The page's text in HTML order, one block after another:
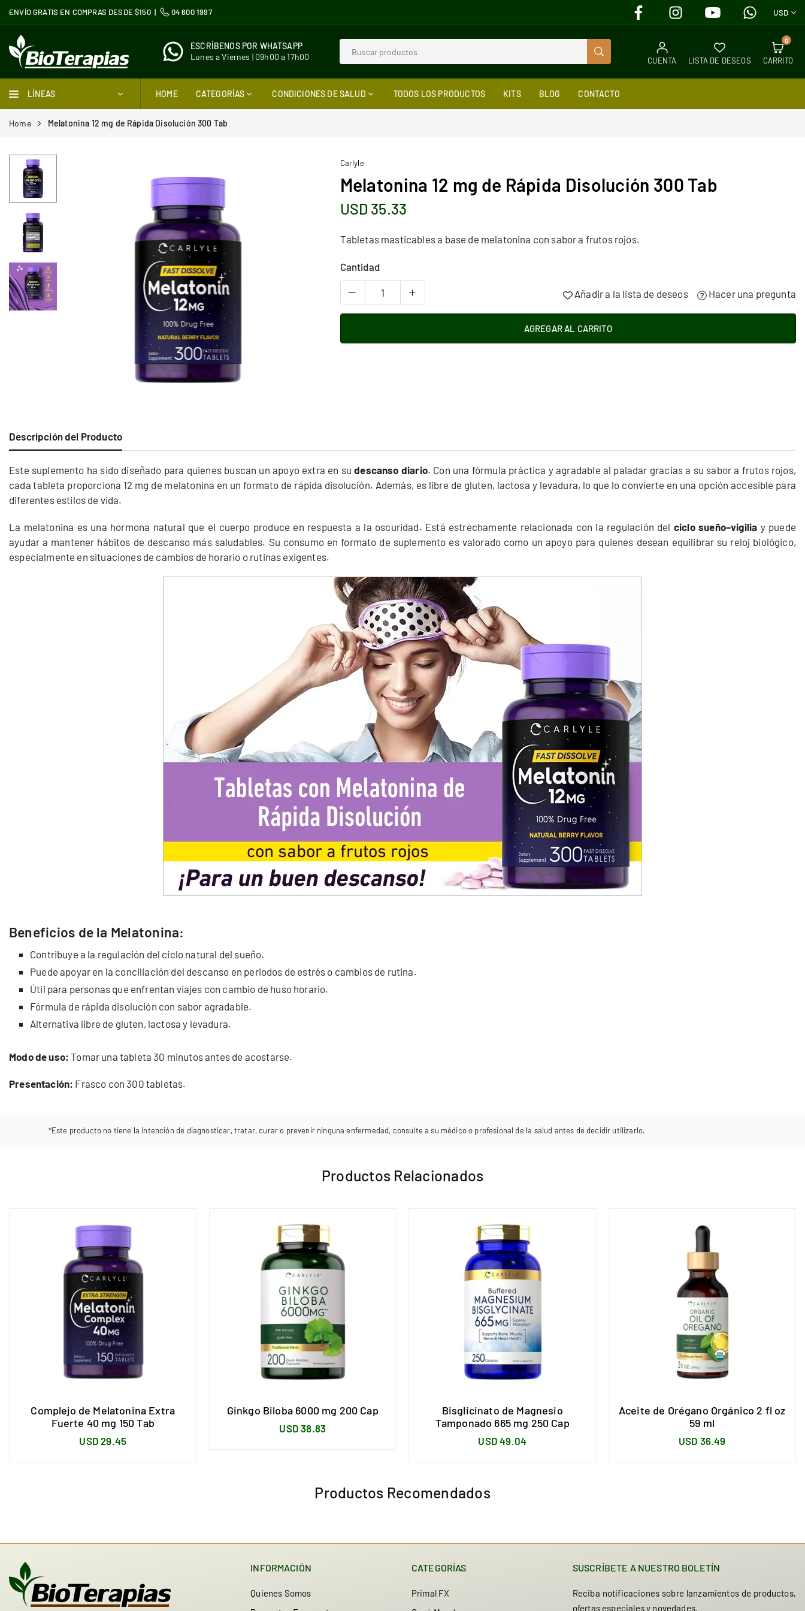
Ir
directamente
contenido
ENVÍO GRATIS EN COMPRAS DESDE $150 | 04 600 1997 FACEBOOK INSTAGRAM YOUTUBE WHATSAPP
USD
ESCRÍBENOS POR WHATSAPP
Lunes a Viernes | 09h00 a 17h00
CUENTA
LISTA DE DESEOS
0
CARRITO
LÍNEAS HOME CATEGORÍAS CONDICIONES DE SALUD TODOS LOS PRODUCTOS KITS BLOG CONTACTO
Home Melatonina 12 mg de Rápida Disolución 300 Tab
Carlyle
Melatonina 12 mg de Rápida Disolución 300 Tab
Precio
USD 35.33
Tabletas masticables a base de melatonina con sabor a frutos rojos.
Cantidad
Añadir a la lista de deseos Hacer una pregunta
AGREGAR AL CARRITO
Descripción del Producto
Este suplemento ha sido diseñado para quienes buscan un apoyo extra en sudescanso diario. Con una fórmula práctica y agradable al paladar gracias a su sabor a frutos rojos,
cada tableta proporciona 12 mg de melatonina en un formato de rápida disolución. Además, es libre de gluten, lactosa y levadura, lo que lo convierte en una opción accesible para
diferentes estilos de vida.
La melatonina es una hormona natural que el cuerpo produce en respuesta a la oscuridad. Está estrechamente relacionada con la regulación del ciclo sueño–vigilia y puede
ayudar a mantener hábitos de descanso más saludables. Su consumo en formato de suplemento es valorado como un apoyo para quienes desean equilibrar su reloj biológico,
especialmente en situaciones de cambios de horario o rutinas exigentes.
Beneficios de la Melatonina:
Contribuye a la regulación del ciclo natural del sueño.
Puede apoyar en la conciliación del descanso en periodos de estrés o cambios de rutina.
Útil para personas que enfrentan viajes con cambio de huso horario.
Fórmula de rápida disolución con sabor agradable.
Alternativa libre de gluten, lactosa y levadura.
Modo de uso: Tomar una tableta 30 minutos antes de acostarse.
Presentación: Frasco con 300 tabletas.
*Este producto no tiene la intención de diagnosticar, tratar, curar o prevenir ninguna enfermedad, consulte a su médico o profesional de la salud antes de decidir utilizarlo.
Productos Relacionados
Complejo de Melatonina Extra
Fuerte 40 mg 150 Tab
Precio
USD 29.45
Ginkgo Biloba 6000 mg 200 Cap
Precio
USD 38.83
Bisglicinato de Magnesio
Tamponado 665 mg 250 Cap
Precio
USD 49.04
Aceite de Orégano Orgánico 2 fl oz
59 ml
Precio
USD 36.49
Productos Recomendados
INFORMACIÓN
Quienes Somos
CATEGORÍAS
Primal FX
SUSCRÍBETE A NUESTRO BOLETÍN
Reciba notificaciones sobre lanzamientos de productos,
ofertas especiales y novedades.